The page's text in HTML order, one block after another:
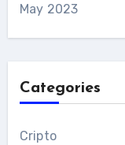
May 2023
Categories
Cripto